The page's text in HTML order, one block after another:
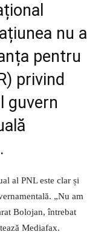
nu a
pentru
privind
guvern
al PNL este clar și
„Nu am
Bolojan, întrebat
Mediafax.